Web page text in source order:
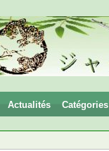
Actualités Catégories